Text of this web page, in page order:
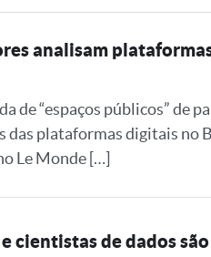
analisam
de “espaços públicos” de
das plataformas digitais no
Le Monde […]
cientistas de dados